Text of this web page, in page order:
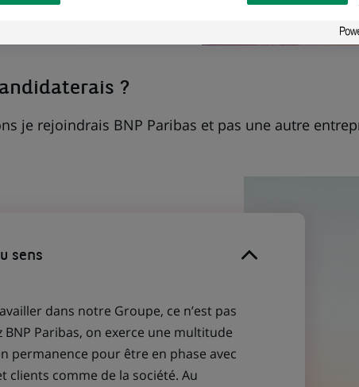
?
je rejoindrais BNP Paribas et pas une autre
sens
dans notre Groupe, ce n’est pas
BNP Paribas, on exerce une multitude
permanence pour être en phase avec
clients comme de la société. Au